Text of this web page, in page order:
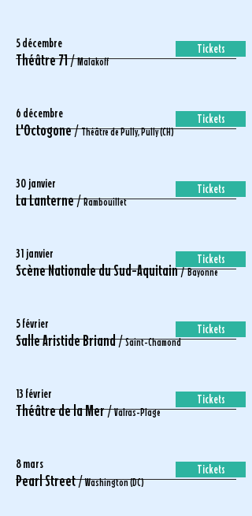
5 décembre
Théâtre 71 /Malakoff
Tickets
6 décembre
L'Octogone /Théâtre de Pully, Pully (CH)
Tickets
30 janvier
La Lanterne /Rambouillet
Tickets
31 janvier
Scène Nationale du Sud-Aquitain /Bayonne
Tickets
5 février
Salle Aristide Briand /Saint-Chamond
Tickets
13 février
Théâtre de la Mer /Valras-Plage
Tickets
8 mars
Pearl Street /Washington (DC)
Tickets